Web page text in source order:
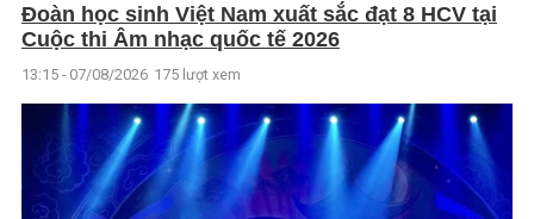
Đoàn học sinh Việt Nam xuất sắc đạt 8 HCV tại
Cuộc thi Âm nhạc quốc tế 2026
13:15 - 07/08/2026 175 lượt xem